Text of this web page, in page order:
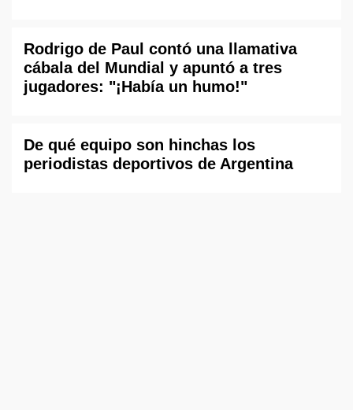
Rodrigo de Paul contó una llamativa
cábala del Mundial y apuntó a tres
jugadores: "¡Había un humo!"
De qué equipo son hinchas los
periodistas deportivos de Argentina